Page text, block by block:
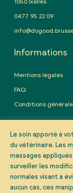
0477 95 22 09
Informations
Mentions légales
FAQ
Conditions
Prendre
PRENDRE RDV
Le soin apporté à
du vétérinaire. Les
massages
surveiller les
normales visant à
aucun cas, ces